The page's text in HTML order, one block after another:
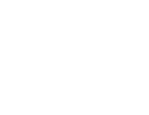
Kunst der
gezeigt.
einen chronologisch